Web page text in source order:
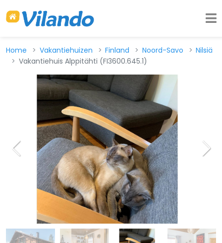
Home Vakantiehuizen Finland Noord-Savo
Nilsiä
Vakantiehuis Alppitähti (FI3600.645.1)